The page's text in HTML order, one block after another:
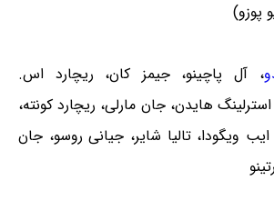
پوزو)
، آل پاچینو، جیمز کان، ریچارد اس.
استرلینگ هایدن، جان مارلی، ریچارد کونته،
ویگودا، تالیا شایر، جیانی روسو، جان